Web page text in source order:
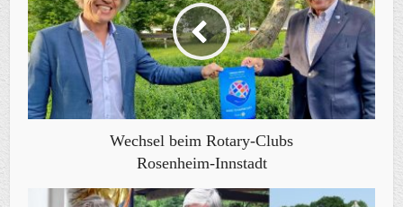
Wechsel beim Rotary-Clubs
Rosenheim-Innstadt